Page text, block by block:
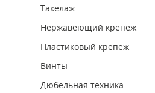
Такелаж
Нержавеющий крепеж
Пластиковый крепеж
Винты
Дюбельная техника